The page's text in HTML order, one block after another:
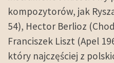
kompozytorów, jak
54), Hector Berlioz
Franciszek Liszt (Apel
który najczęściej z